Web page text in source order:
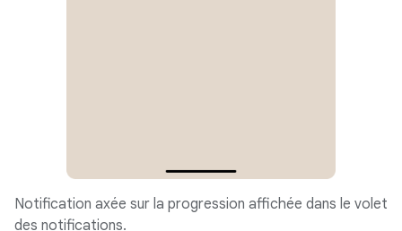
Notification axée sur la progression affichée dans le volet
des notifications.